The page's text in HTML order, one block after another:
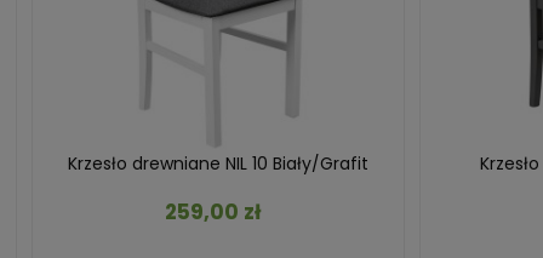
Krzesło drewniane NIL 10 Biały/Grafit
259,00 zł